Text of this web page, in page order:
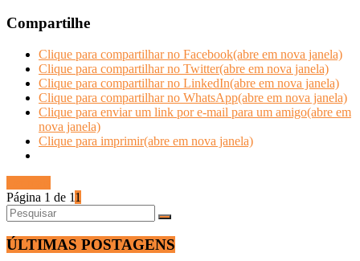
Compartilhe
Clique para compartilhar no Facebook(abre em nova janela)
Clique para compartilhar no Twitter(abre em nova janela)
Clique para compartilhar no LinkedIn(abre em nova janela)
Clique para compartilhar no WhatsApp(abre em nova janela)
Clique para enviar um link por e-mail para um amigo(abre em
nova janela)
Clique para imprimir(abre em nova janela)
Página 1 de 11
ÚLTIMAS POSTAGENS